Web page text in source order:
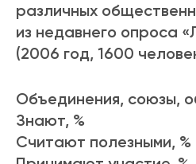
различных
из недавнего опроса
(2006 год, 1600
Объединения, союзы,
Знают, %
Считают полезными, %